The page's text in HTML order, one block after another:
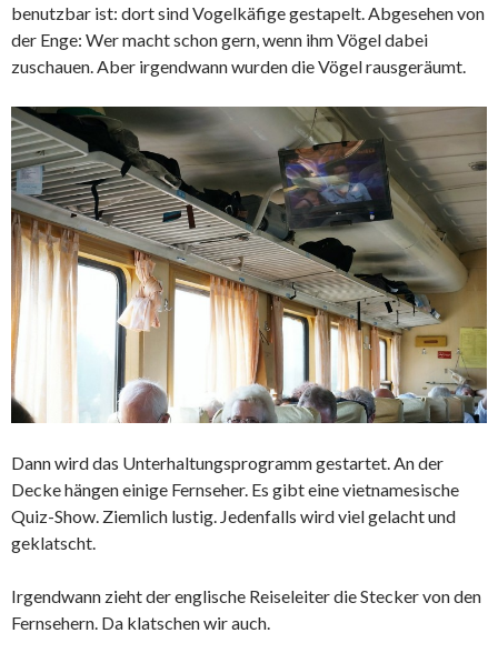
benutzbar ist: dort sind Vogelkäfige gestapelt. Abgesehen von
der Enge: Wer macht schon gern, wenn ihm Vögel dabei
zuschauen. Aber irgendwann wurden die Vögel rausgeräumt.
Dann wird das Unterhaltungsprogramm gestartet. An der
Decke hängen einige Fernseher. Es gibt eine vietnamesische
Quiz-Show. Ziemlich lustig. Jedenfalls wird viel gelacht und
geklatscht.
Irgendwann zieht der englische Reiseleiter die Stecker von den
Fernsehern. Da klatschen wir auch.